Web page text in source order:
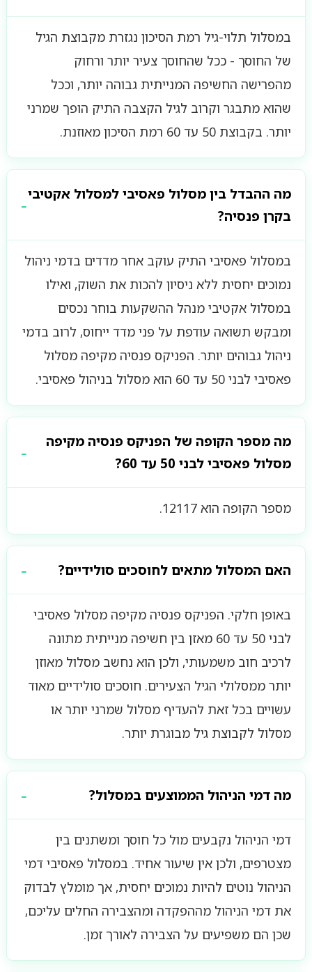
במסלול תלוי-גיל רמת הסיכון נגזרת מקבוצת הגיל
של החוסך - ככל שהחוסך צעיר יותר ורחוק
מהפרישה החשיפה המנייתית גבוהה יותר, וככל
שהוא מתבגר וקרוב לגיל הקצבה התיק הופך שמרני
יותר. בקבוצת 50 עד 60 רמת הסיכון מאוזנת.
מה ההבדל בין מסלול פאסיבי למסלול אקטיבי
בקרן פנסיה?
במסלול פאסיבי התיק עוקב אחר מדדים בדמי ניהול
נמוכים יחסית ללא ניסיון להכות את השוק, ואילו
במסלול אקטיבי מנהל ההשקעות בוחר נכסים
ומבקש תשואה עודפת על פני מדד ייחוס, לרוב בדמי
ניהול גבוהים יותר. הפניקס פנסיה מקיפה מסלול
פאסיבי לבני 50 עד 60 הוא מסלול בניהול פאסיבי.
מה מספר הקופה של הפניקס פנסיה מקיפה
מסלול פאסיבי לבני 50 עד 60?
מספר הקופה הוא 12117.
האם המסלול מתאים לחוסכים סולידיים?
באופן חלקי. הפניקס פנסיה מקיפה מסלול פאסיבי
לבני 50 עד 60 מאזן בין חשיפה מנייתית מתונה
לרכיב חוב משמעותי, ולכן הוא נחשב מסלול מאוזן
יותר ממסלולי הגיל הצעירים. חוסכים סולידיים מאוד
עשויים בכל זאת להעדיף מסלול שמרני יותר או
מסלול לקבוצת גיל מבוגרת יותר.
מה דמי הניהול הממוצעים במסלול?
דמי הניהול נקבעים מול כל חוסך ומשתנים בין
מצטרפים, ולכן אין שיעור אחיד. במסלול פאסיבי דמי
הניהול נוטים להיות נמוכים יחסית, אך מומלץ לבדוק
את דמי הניהול מההפקדה ומהצבירה החלים עליכם,
שכן הם משפיעים על הצבירה לאורך זמן.